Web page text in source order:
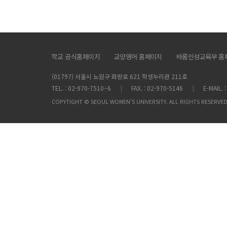
학교 공식홈페이지 교양영어 홈페이지 바롬인성교육부 홈
(01797) 서울시 노원구 화랑로 621 학생누리관 211호
TEL. : 02-970-7510~6
FAX. : 02-970-5146 E-MAIL.
COPYTIGHT © SEOUL WOMEN'S UNIVERSITY. ALL RIGHTS